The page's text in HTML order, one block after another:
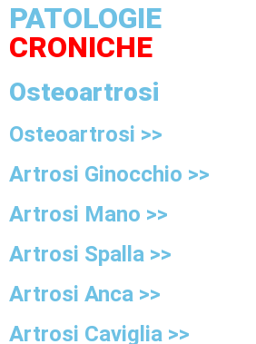
PATOLOGIE
CRONICHE
Osteoartrosi
Osteoartrosi >>
Artrosi Ginocchio >>
Artrosi Mano >>
Artrosi Spalla >>
Artrosi Anca >>
Artrosi Caviglia >>